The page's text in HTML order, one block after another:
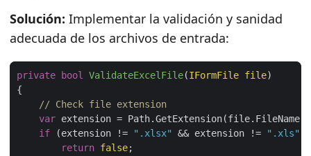
Solución: Implementar la validación y sanidad
adecuada de los archivos de entrada:
private bool ValidateExcelFile(IFormFile file)
// Check file extension
var
if (extension != ".xlsx" && extension != ".xls"
return false